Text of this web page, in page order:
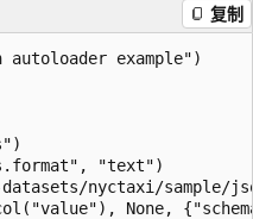
复制
autoloader example")
"text")
nyctaxi/sample/
None,